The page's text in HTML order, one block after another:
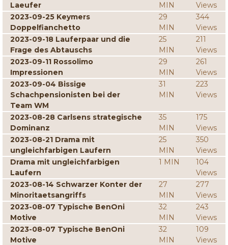
Laeufer
MIN
Views
2023-09-25 Keymers
Doppelfianchetto
29
MIN
344
Views
2023-09-18 Lauferpaar und die
Frage des Abtauschs
25
MIN
211
Views
2023-09-11 Rossolimo
Impressionen
29
MIN
261
Views
2023-09-04 Bissige
Schachpensionisten bei der
Team WM
31
MIN
223
Views
2023-08-28 Carlsens strategische
Dominanz
35
MIN
175
Views
2023-08-21 Drama mit
ungleichfarbigen Laufern
25
MIN
350
Views
Drama mit ungleichfarbigen
Laufern
1 MIN
104
Views
2023-08-14 Schwarzer Konter der
Minoritaetsangriffs
27
MIN
277
Views
2023-08-07 Typische BenOni
Motive
32
MIN
243
Views
2023-08-07 Typische BenOni
Motive
32
MIN
109
Views